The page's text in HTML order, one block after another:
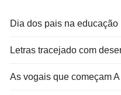
Dia dos pais na educação
Letras tracejado com
As vogais que começam